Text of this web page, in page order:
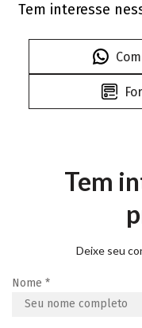
Tem interesse
Tem
Deixe seu
Nome *